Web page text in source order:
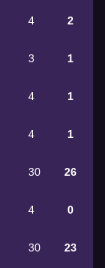
4 2
3 1
4 1
4 1
30 26
4 0
30 23